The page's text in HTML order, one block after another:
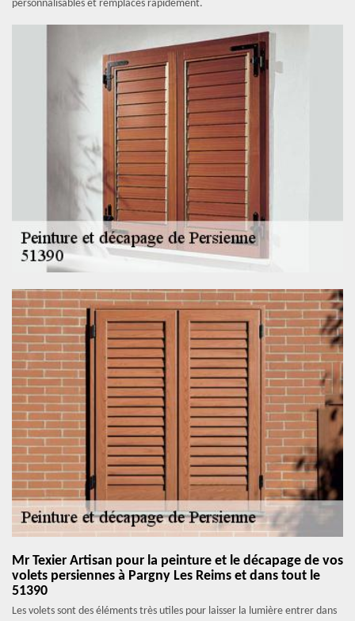
personnalisables et remplacés rapidement.
Mr Texier Artisan pour la peinture et le décapage de vos
volets persiennes à Pargny Les Reims et dans tout le
51390
Les volets sont des éléments très utiles pour laisser la lumière entrer dans